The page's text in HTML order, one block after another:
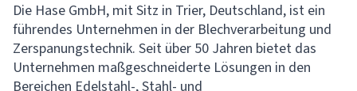
Die Hase GmbH, mit Sitz in Trier, Deutschland, ist ein
führendes Unternehmen in der Blechverarbeitung und
Zerspanungstechnik. Seit über 50 Jahren bietet das
Unternehmen maßgeschneiderte Lösungen in den
Bereichen Edelstahl-, Stahl- und